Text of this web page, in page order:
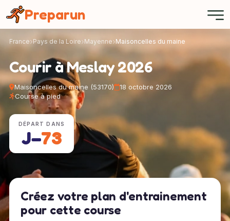
Preparun
France Pays de la Loire Mayenne Maisoncelles du maine
Courir à Meslay 2026
Maisoncelles du maine (53170)
18 octobre 2026
Course à pied
DÉPART DANS
J−73
Créez votre plan d'entrainement
pour cette course
Panneau de gestion des cookies